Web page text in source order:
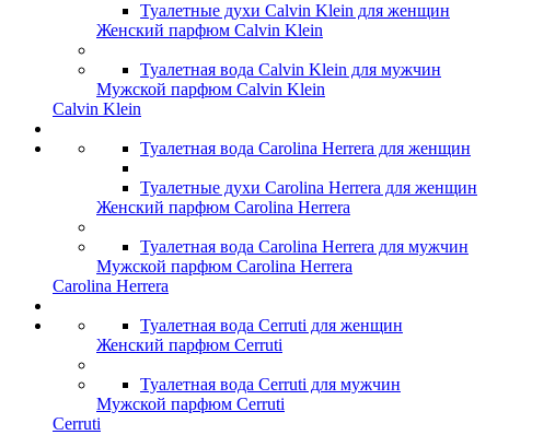
Туалетные духи Calvin Klein для женщин
Женский парфюм Calvin Klein
Туалетная вода Calvin Klein для мужчин
Мужской парфюм Calvin Klein
Calvin Klein
Туалетная вода Carolina Herrera для женщин
Туалетные духи Carolina Herrera для женщин
Женский парфюм Carolina Herrera
Туалетная вода Carolina Herrera для мужчин
Мужской парфюм Carolina Herrera
Carolina Herrera
Туалетная вода Cerruti для женщин
Женский парфюм Cerruti
Туалетная вода Cerruti для мужчин
Мужской парфюм Cerruti
Cerruti